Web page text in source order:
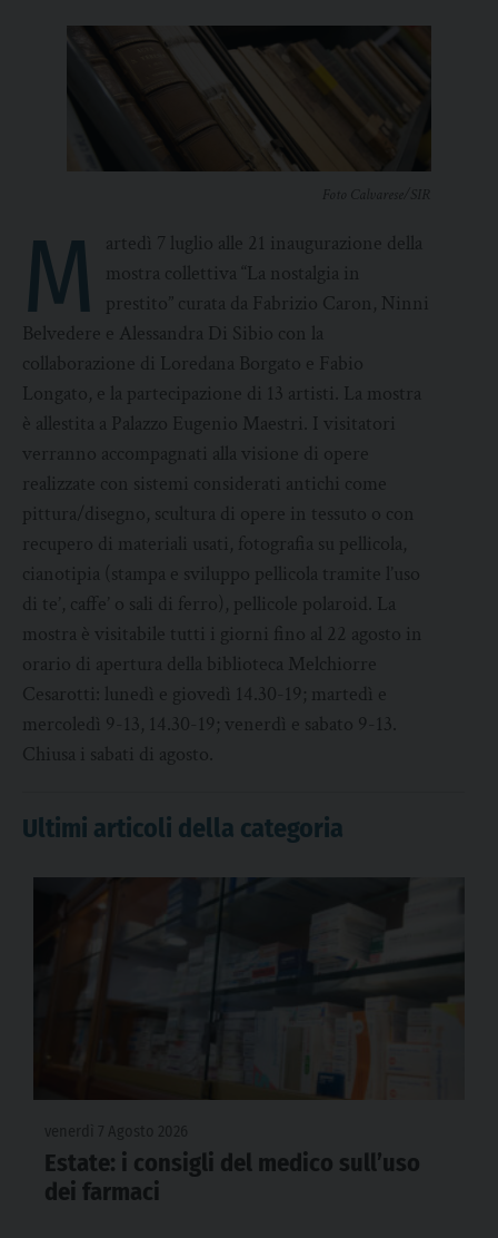
Foto Calvarese/SIR
M
artedì 7 luglio alle 21 inaugurazione della
mostra collettiva “La nostalgia in
prestito” curata da Fabrizio Caron, Ninni
Belvedere e Alessandra Di Sibio con la
collaborazione di Loredana Borgato e Fabio
Longato, e la partecipazione di 13 artisti. La mostra
è allestita a Palazzo Eugenio Maestri. I visitatori
verranno accompagnati alla visione di opere
realizzate con sistemi considerati antichi come
pittura/disegno, scultura di opere in tessuto o con
recupero di materiali usati, fotografia su pellicola,
cianotipia (stampa e sviluppo pellicola tramite l’uso
di te’, caffe’ o sali di ferro), pellicole polaroid. La
mostra è visitabile tutti i giorni fino al 22 agosto in
orario di apertura della biblioteca Melchiorre
Cesarotti: lunedì e giovedì 14.30-19; martedì e
mercoledì 9-13, 14.30-19; venerdì e sabato 9-13.
Chiusa i sabati di agosto.
Ultimi articoli della categoria
Estate: i consigli del medico sull’uso
dei farmaci